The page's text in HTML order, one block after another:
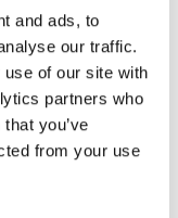
and ads, to
our traffic.
of our site with
partners who
you’ve
from your use